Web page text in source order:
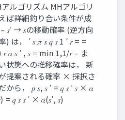
ルゴリズム MHアルゴリ
ば詳細釣り合い条件が成
𝑠′ → 𝑠の移動確率 (逆方向
) は， ′ 𝑠 𝜋 𝑠 𝑞 𝑠 1 ′ 𝑟 = =
𝑟 𝛼 𝑠 ′ , 𝑠 = min 1,1/𝑟 – ま
状態への推移確率は， 新
提案される確率 × 採択さ
から， 𝑝 𝑠, 𝑠 ′ = 𝑞 𝑠 ′ 𝑠 × 𝛼
= 𝑞 𝑠 𝑠 ′ × 𝛼(𝑠′, 𝑠)